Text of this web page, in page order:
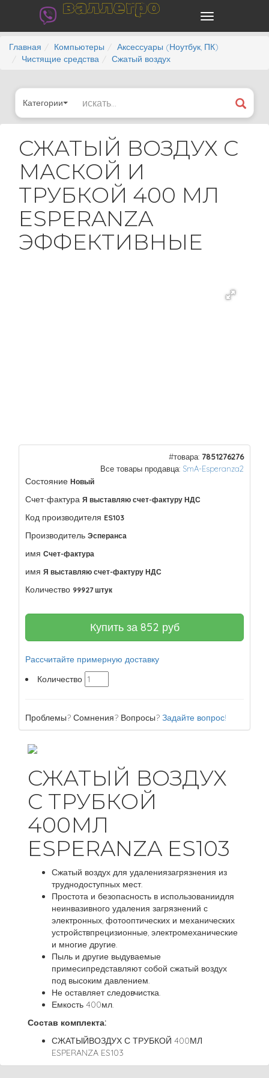
валлегро
Главная Компьютеры
Аксессуары (Ноутбук, ПК)
Чистящие средства
Сжатый воздух
Категории
СЖАТЫЙ ВОЗДУХ С
МАСКОЙ И
ТРУБКОЙ 400 МЛ
ESPERANZA
ЭФФЕКТИВНЫЕ
#товара: 7851276276
Все товары продавца: SmA-Esperanza2
Состояние Новый
Счет-фактура Я выставляю счет-фактуру НДС
Код производителя ES103
Производитель Эсперанса
имя Счет-фактура
имя Я выставляю счет-фактуру НДС
Количество 99927 штук
Купить за 852 руб
Рассчитайте примерную доставку
Количество
Проблемы? Сомнения? Вопросы? Задайте вопрос!
СЖАТЫЙ ВОЗДУХ
С ТРУБКОЙ
400МЛ
ESPERANZA ES103
Сжатый воздух для удалениязагрязнения из
труднодоступных мест.
Простота и безопасность в использованиидля
неинвазивного удаления загрязнений с
электронных, фотооптических и механических
устройствпрецизионные, электромеханические
и многие другие.
Пыль и другие выдуваемые
примесипредставляют собой сжатый воздух
под высоким давлением.
Не оставляет следовчистка.
Емкость 400мл.
Состав комплекта:
СЖАТЫЙВОЗДУХ С ТРУБКОЙ 400МЛ
ESPERANZA ES103